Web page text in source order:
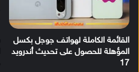
القائمة الكاملة لهواتف جوجل بكسل
المؤهلة للحصول على تحديث أندرويد
17